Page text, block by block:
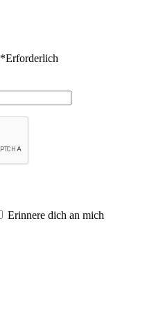
*Erforderlich
Erinnere dich an mich